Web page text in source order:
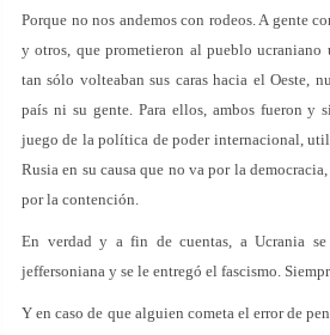
Porque no nos andemos con rodeos. A gente
y otros, que prometieron al pueblo
tan sólo volteaban sus caras hacia el Oeste,
país ni su gente. Para ellos, ambos fueron y
juego de la política de poder internacional,
Rusia en su causa que no va por la
por la contención.
En verdad y a fin de cuentas, a Ucrania
jeffersoniana y se le entregó el fascismo.
Y en caso de que alguien cometa el error de